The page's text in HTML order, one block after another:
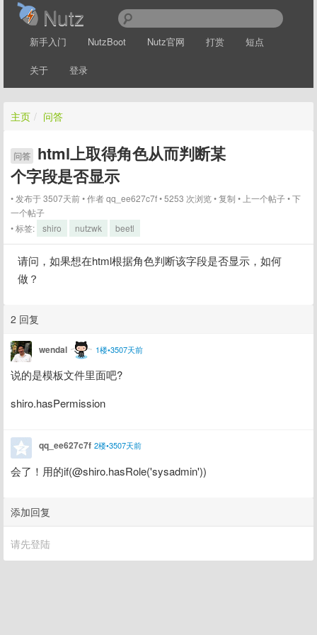
Nutz
新手入门 NutzBoot Nutz官网 打赏 短点
关于 登录
主页 / 问答
问答
html上取得角色从而判断某
个字段是否显示
发布于 3507天前 作者qq_ee627c7f 5253 次浏览 复制 上一个帖子 下
一个帖子
标签:
shiro nutzwk beetl
请问，如果想在html根据角色判断该字段是否显示，如何
做？
2 回复
wendal 1楼•3507天前
说的是模板文件里面吧?
shiro.hasPermission
qq_ee627c7f 2楼•3507天前
会了！用的if(@shiro.hasRole('sysadmin'))
添加回复
请先登陆